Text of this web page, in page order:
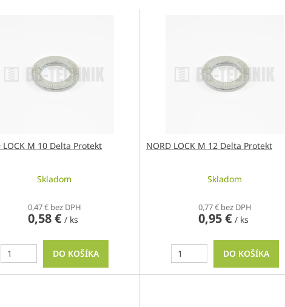
LOCK M 10 Delta Protekt
Skladom
0,47 € bez DPH
0,58 € / ks
DO KOŠÍKA
NORD LOCK M 12 Delta Protekt
Skladom
0,77 € bez DPH
0,95 € / ks
DO KOŠÍKA